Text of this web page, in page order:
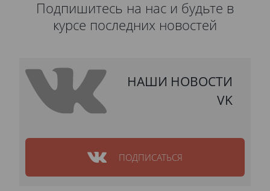
Подпишитесь на нас и будьте в
курсе последних новостей
НАШИ НОВОСТИ
VK
ПОДПИСАТЬСЯ